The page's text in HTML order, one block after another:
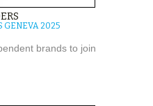
GENEVA 2025
brands to join